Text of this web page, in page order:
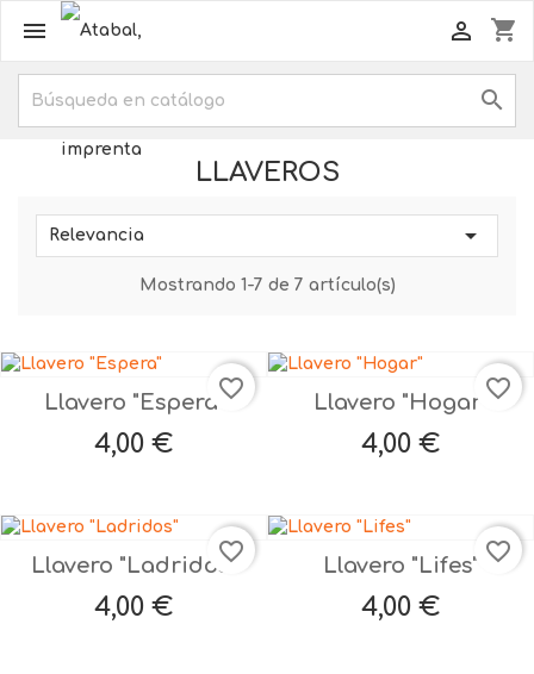
 shopping_cart


LLAVEROS
Relevancia 
Mostrando 1-7 de 7 artículo(s)
Llavero "Espera"
Precio
4,00 €
favorite_border Llavero "Hogar"
Precio
4,00 €
favorite_border
Llavero "Ladridos"
Precio
4,00 €
favorite_border Llavero "Lifes"
Precio
4,00 €
favorite_border